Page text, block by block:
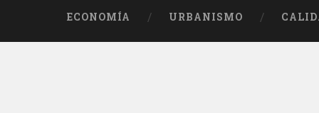
ECONOMÍA URBANISMO